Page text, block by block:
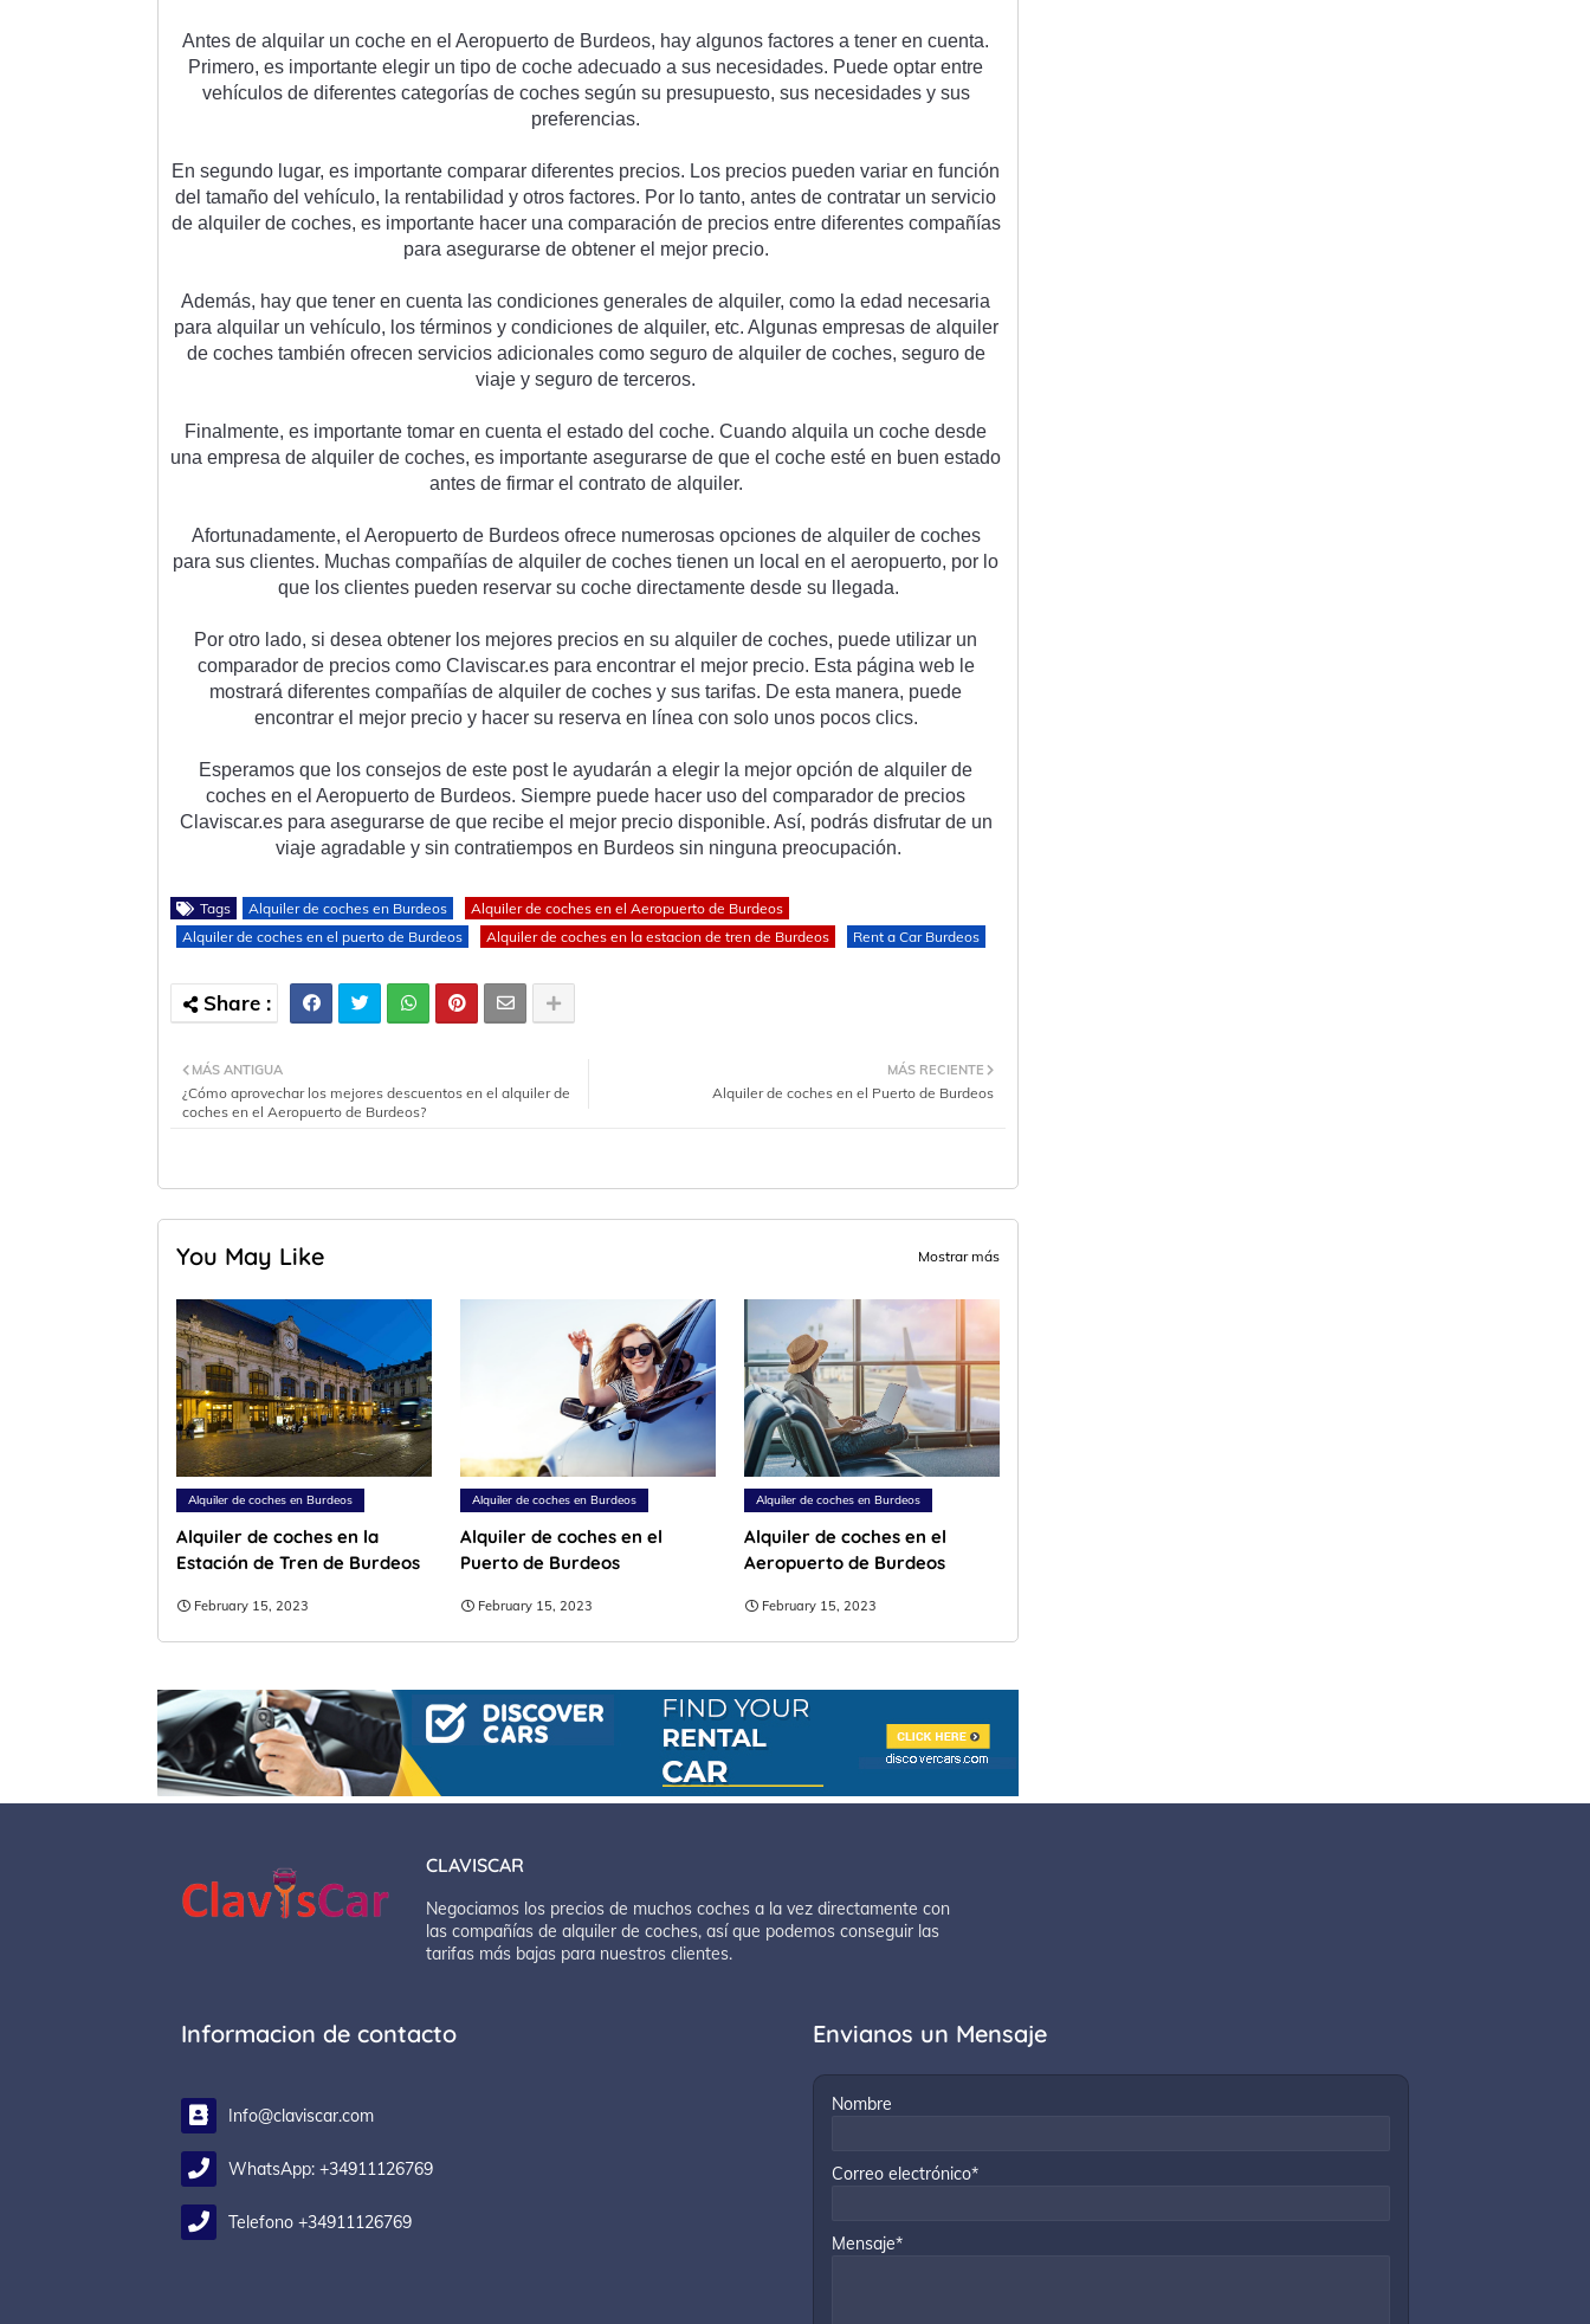
Antes de al quilar un coche en el Aeropuerto de Burdeos, hay al gunos factores a tener en cuenta.
Primero, es importante elegir un tipo de coche adecuado a sus necesidades. Puede optar entre
vehícul os de diferentes categorías de coches según su presupuesto, sus necesidades y sus
preferencias.
En segundo ugar, es importante comparar diferentes precios. Los precios pueden variar en función
del tamaño del vehícul o, la rentabil idad y otros factores. Por lo tanto, antes de contratar un servicio
de al quiler de coches, es importante hacer una comparación de precios entre diferentes compañías
para asegurarse de obtener el mejor precio.
Además, hay que tener en cuenta las condiciones generales de al quiler, como la edad necesaria
para al quilar un vehícul o, los términos y condiciones de al quiler, etc. Al gunas empresas de al quiler
de coches también ofrecen servicios adicional es como seguro de al quiler de coches, seguro de
viaje y seguro de terceros.
Final mente, es importante tomar en cuenta el estado del coche. Cuando al quila un coche desde
una empresa de al quiler de coches, es importante asegurarse de que el coche esté en buen estado
antes de firmar el contrato de al quiler.
Afortunadamente, el Aeropuerto de Burdeos ofrece numerosas opciones de al quiler de coches
para sus clientes. Muchas compañías de al quiler de coches tienen un local en el aeropuerto, por lo
que los clientes pueden reservar su coche directamente desde su legada.
Por otro ado, si desea obtener los mejores precios en su al quiler de coches, puede util izar un
comparador de precios como Cl aviscar.es para encontrar el mejor precio. Esta página web le
mostrará diferentes compañías de al quiler de coches y sus tarifas. De esta manera, puede
encontrar el mejor precio y hacer su reserva en ínea con solo unos pocos cl ics.
Esperamos que los consejos de este post le ayudarán a elegir la mejor opción de al quiler de
coches en el Aeropuerto de Burdeos. Siempre puede hacer uso del comparador de precios
Cl aviscar.es para asegurarse de que recibe el mejor precio disponible. Así, podrás disfrutar de un
viaje agradable y sin contratiempos en Burdeos sin ninguna preocupación.
Tags Alquiler de coches en Burdeos
Alquiler de coches en el Aeropuerto de Burdeos
Alquiler de coches en el puerto de Burdeos
Alquiler de coches en la estacion de tren de Burdeos Rent a Car Burdeos
MÁS RECIENTE
Alquiler de coches en el Puerto de Burdeos
MÁS ANTIGUA
¿Cómo aprovechar los mejores descuentos en el alquiler de
coches en el Aeropuerto de Burdeos?
You May Like Mostrar más
Alquiler de coches en Burdeos
Alquiler de coches en la
Estación de Tren de Burdeos
February 15, 2023
Alquiler de coches en Burdeos
Alquiler de coches en el
Puerto de Burdeos
February 15, 2023
Alquiler de coches en Burdeos
Alquiler de coches en el
Aeropuerto de Burdeos
February 15, 2023
CLAVISCAR
Negociamos los precios de muchos coches a la vez directamente con
las compañías de alquiler de coches, así que podemos conseguir las
tarifas más bajas para nuestros clientes.
Informacion de contacto
Info@claviscar.com
WhatsApp: +34911126769
Telefono +34911126769
Envianos un Mensaje
Nombre
Correo electrónico*
Mensaje*